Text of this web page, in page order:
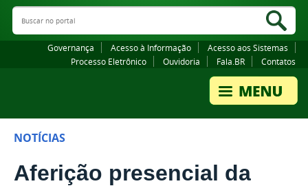
Canais
Buscar no portal
Governança Acesso à Informação
Acesso aos Sistemas
Processo Eletrônico
Ouvidoria Fala.BR Contatos
NOTÍCIAS
Aferição presencial da